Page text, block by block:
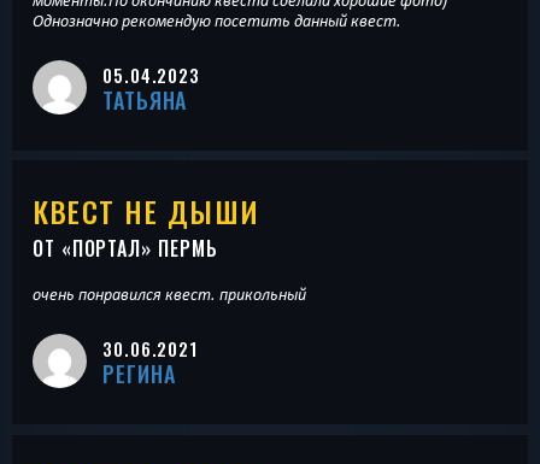
Однозначно рекомендую посетить данный квест.
05.04.2023
ТАТЬЯНА
КВЕСТ НЕ ДЫШИ
ОТ «ПОРТАЛ» ПЕРМЬ
очень понравился квест. прикольный
30.06.2021
РЕГИНА